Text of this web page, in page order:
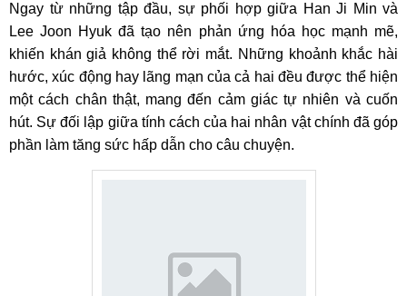
Ngay từ những tập đầu, sự phối hợp giữa Han Ji Min và
Lee Joon Hyuk đã tạo nên phản ứng hóa học mạnh mẽ,
khiến khán giả không thể rời mắt. Những khoảnh khắc hài
hước, xúc động hay lãng mạn của cả hai đều được thể hiện
một cách chân thật, mang đến cảm giác tự nhiên và cuốn
hút. Sự đối lập giữa tính cách của hai nhân vật chính đã góp
phần làm tăng sức hấp dẫn cho câu chuyện.